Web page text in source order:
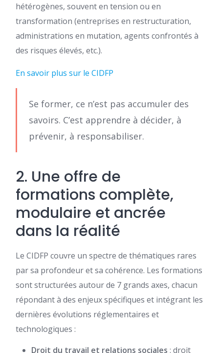
hétérogènes, souvent en tension ou en
transformation (entreprises en restructuration,
administrations en mutation, agents confrontés à
des risques élevés, etc.).
En savoir plus sur le CIDFP
Se former, ce n’est pas accumuler des
savoirs. C’est apprendre à décider, à
prévenir, à responsabiliser.
2. Une offre de
formations complète,
modulaire et ancrée
dans la réalité
Le CIDFP couvre un spectre de thématiques rares
par sa profondeur et sa cohérence. Les formations
sont structurées autour de 7 grands axes, chacun
répondant à des enjeux spécifiques et intégrant les
dernières évolutions réglementaires et
technologiques :
Droit du travail et relations sociales : droit